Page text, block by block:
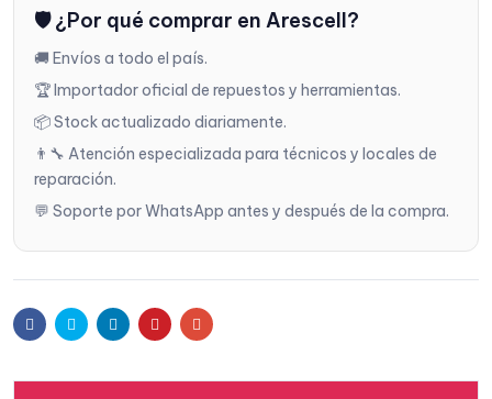
🛡️ ¿Por qué comprar en Arescell?
🚚 Envíos a todo el país.
🏆 Importador oficial de repuestos y herramientas.
📦 Stock actualizado diariamente.
👨‍🔧 Atención especializada para técnicos y locales de
reparación.
💬 Soporte por WhatsApp antes y después de la compra.
FacebookTwitter LinkedinPinterestEmail